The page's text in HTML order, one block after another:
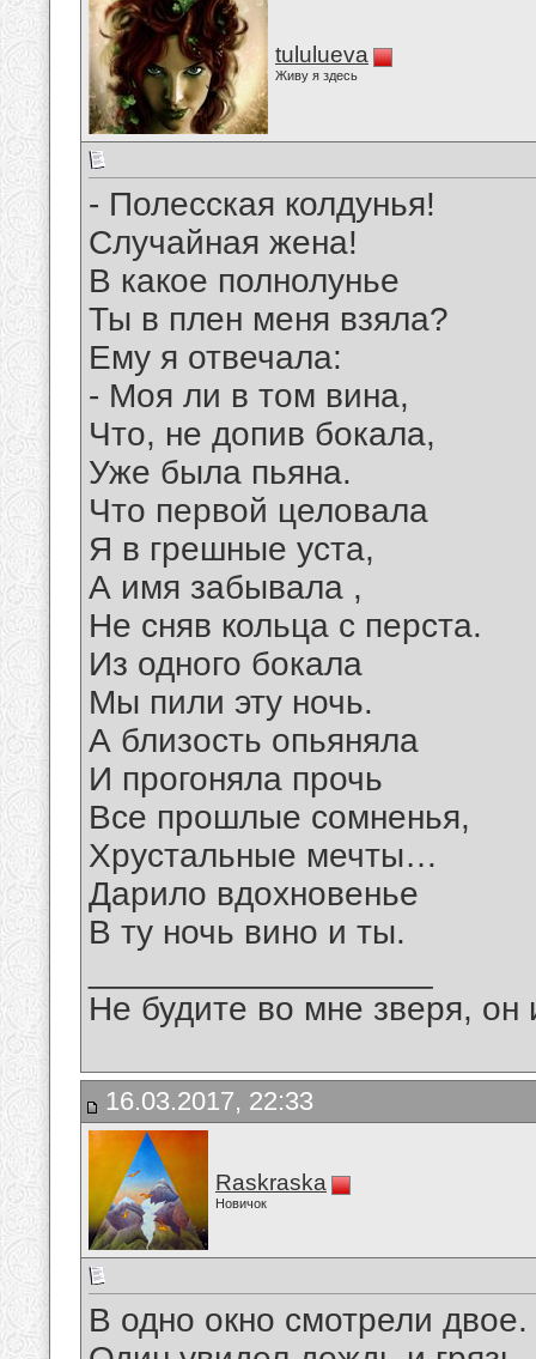
tululueva
Живу я здесь
- Полесская колдунья!
Случайная жена!
В какое полнолунье
Ты в плен меня взяла?
Ему я отвечала:
- Моя ли в том вина,
Что, не допив бокала,
Уже была пьяна.
Что первой целовала
Я в грешные уста,
А имя забывала ,
Не сняв кольца с перста.
Из одного бокала
Мы пили эту ночь.
А близость опьяняла
И прогоняла прочь
Все прошлые сомненья,
Хрустальные мечты…
Дарило вдохновенье
В ту ночь вино и ты.
Не будите во мне зверя, он
16.03.2017, 22:33
Raskraska
Новичок
В одно окно смотрели двое.